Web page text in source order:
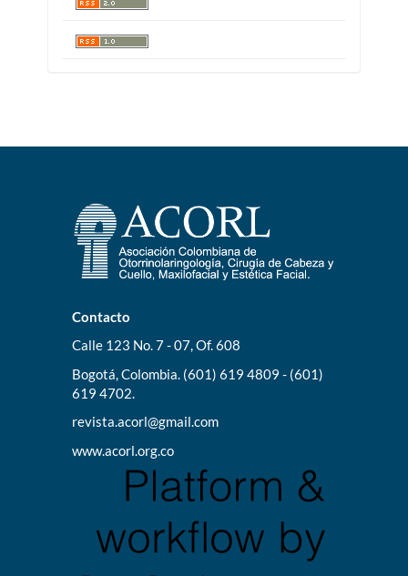
Contacto
Calle 123 No. 7 - 07, Of. 608
Bogotá, Colombia. (601) 619 4809 - (601)
619 4702.
revista.acorl@gmail.com
www.acorl.org.co